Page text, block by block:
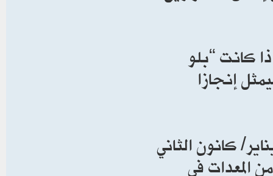
كانت “بلو
إنجازا
كانون الثاني
المعدات في